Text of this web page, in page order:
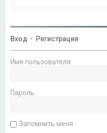
Вход • Регистрация
Имя пользователя:
Пароль:
Запомнить меня